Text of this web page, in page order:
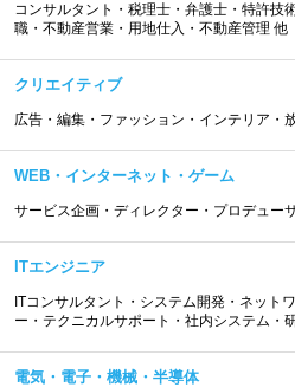
コンサルタント・税理士・弁護士・特許技
職・不動産営業・用地仕入・不動産管理 他
クリエイティブ
広告・編集・ファッション・インテリア・
WEB・インターネット・ゲーム
サービス企画・ディレクター・プロデュー
ITエンジニア
ITコンサルタント・システム開発・ネット
ー・テクニカルサポート・社内システム・
電気・電子・機械・半導体